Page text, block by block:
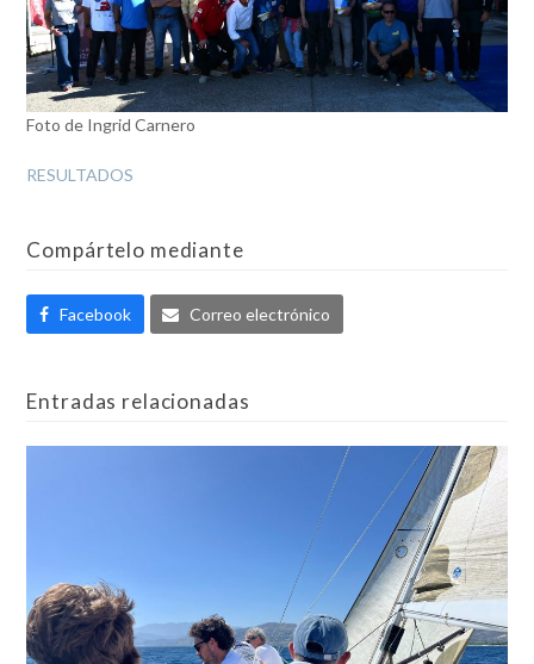
Foto de Ingrid Carnero
RESULTADOS
Compártelo mediante
Facebook Correo electrónico
Entradas relacionadas